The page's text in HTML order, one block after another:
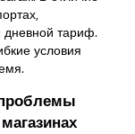
дневной тариф.
условия